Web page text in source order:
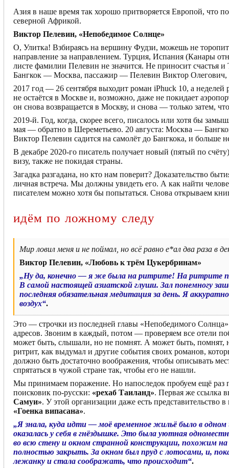
Азия в наше время так хорошо притворяется Европой, что
северной Африкой.
Виктор Пелевин, «Непобедимое Солнце»
О, Улитка! Взбираясь на вершину Фудзи, можешь не
направление за направлением. Турция, Испания (Канары
листе фамилии Пелевин не значится. Не приносит счастья
Бангкок — Москва, пассажир — Пелевин Виктор Олегович,
2017 год — 26 сентября выходит роман iPhuck 10, а
не остаётся в Москве и, возможно, даже не покидает
он снова возвращается в Москву, и снова — только затем,
2019-й. Год, когда, скорее всего, писалось или хотя бы
мая — обратно в Шереметьево. 20 августа: Москва —
Виктор Пелевин садится на самолёт до Бангкока, и больше
В декабре 2020-го писатель получает новый (пятый по
визу, также не покидая страны.
Загадка разгадана, но кто нам поверит? Доказательство
личная встреча. Мы должны увидеть его. А как найти
писателем можно хотя бы попытаться. Снова открываем
идём по ложному следу
Мир ловил меня и не поймал, но всё равно е*ал два раза в
Виктор Пелевин, «Любовь к трём Цукербринам»
„Ну да, конечно — я же была на ритрите! На ритрите
В самой настоящей азиатской глуши. Зал понемногу
последняя обязательная медитация за день. Я
воздух“.
Это — строчки из последней главы «Непобедимого
адресов. Звоним в каждый, потом — проверяем все отели
может быть, слышали, но не помнят. А может быть, помнят,
ритрит, как выдумал и другие события своих романов,
должно быть достаточно воображения, чтобы описывать
спрятаться в чужой стране так, чтобы его не нашли.
Мы принимаем поражение. Но напоследок пробуем ещё раз
поисковик по-русски: «рехаб Таиланд». Первая же ссылка
Самуи». У этой организации даже есть
«Гоенка випасана».
„Я знала, куда идти — моё временное жильё было в
оказалась у себя в гнёздышке. Это была уютная
во всю стену и окном странной конструкции, похожим
полностью закрыть. За окном был пруд с лотосами, и,
лежанку и стала соображать, что происходит“.